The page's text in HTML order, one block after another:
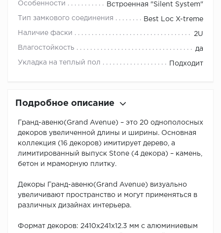
Особенности Встроенная "Silent System"
Тип замкового соединения Best Loc X-treme
Наличие фаски 2U
Влагостойкость да
Укладка на теплый пол Подходит
Подробное описание
Гранд-авеню(Grand Avenue) – это 20 однополосных
декоров увеличенной длины и ширины. Основная
коллекция (16 декоров) имитирует дерево, а
лимитированный выпуск Stone (4 декора) – камень,
бетон и мраморную плитку.
Декоры Гранд-авеню(Grand Avenue) визуально
увеличивают пространство и могут применяться в
различных дизайнах интерьера.
Формат декоров: 2410х241х12.3 мм с алюминиевым